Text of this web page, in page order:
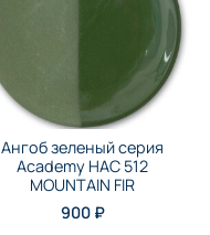
Ангоб зеленый серия
Academy НАС 512
MOUNTAIN FIR
900 ₽